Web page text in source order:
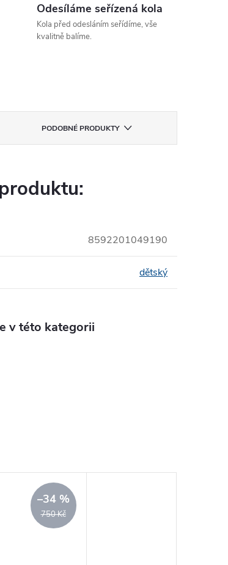
Odesíláme seřízená kola
Kola před odesláním seřídíme, vše
kvalitně balíme.
PODOBNÉ PRODUKTY
8592201049190
dětský
v této kategorii
750 Kč
–34 %